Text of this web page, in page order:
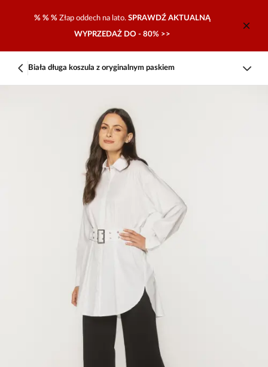
% % % Złap oddech na lato. SPRAWDŹ AKTUALNĄ
WYPRZEDAŻ DO - 80% >>
Biała długa koszula z oryginalnym paskiem